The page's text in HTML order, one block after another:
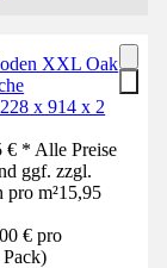
XXL Oak
x 914 x 2
* Alle Preise
ggf. zzgl.
pro m²15,95
€ pro
Pack)